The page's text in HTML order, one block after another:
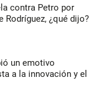
contra Petro por
Rodríguez, ¿qué dijo?
un emotivo
a la innovación y el